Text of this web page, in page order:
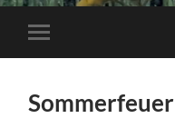
Mobile-
Menü
Sommerfeuer